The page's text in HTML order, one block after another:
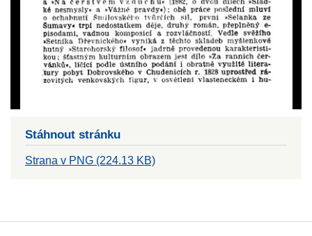
Stáhnout stránku
Strana v PNG (224.13 KB)